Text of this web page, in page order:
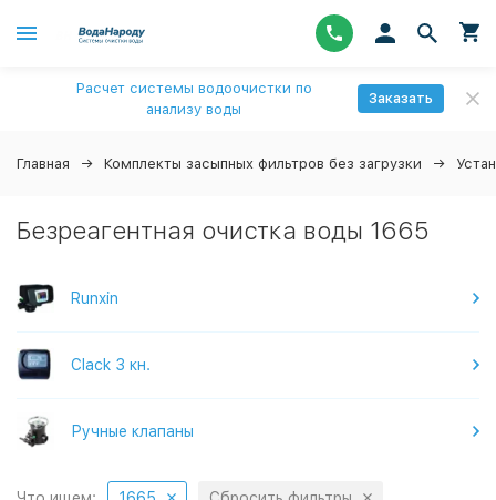
Расчет системы водоочистки по
анализу воды
Заказать
Главная Комплекты засыпных фильтров без загрузки
Безреагентная очистка воды 1665
Runxin
Clack 3 кн.
Ручные клапаны